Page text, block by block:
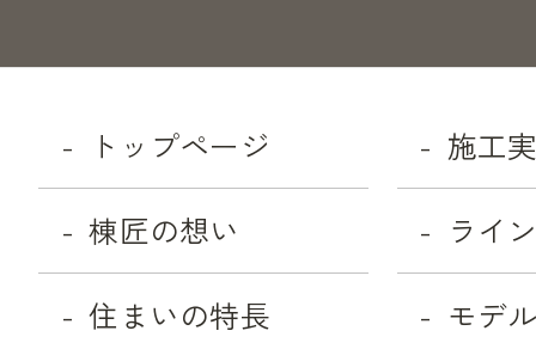
トップページ
棟匠の想い
住まいの特長
施工
ライ
モデ